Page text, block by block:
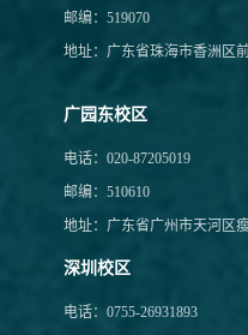
邮编：519070
地址：广东省珠海市香洲区
广园东校区
电话：020-87205019
邮编：510610
地址：广东省广州市天河区
深圳校区
电话：0755-26931893